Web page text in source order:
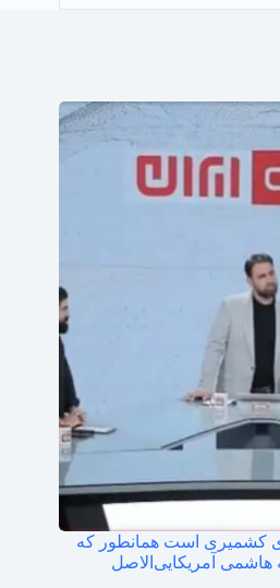
کشمیری است همانطور که
هاشمی آمریکایی‌الاصل